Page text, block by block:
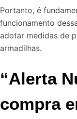
Portanto, é
funcionamento
adotar medidas de
armadilhas.
“Alerta
compra